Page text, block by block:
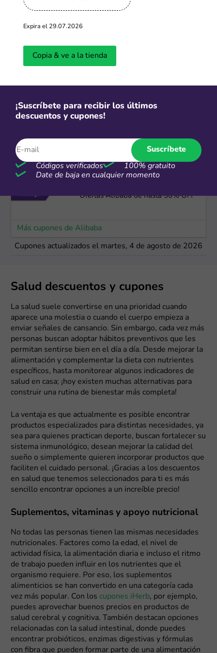
-50%
hasta 50%
-90%
Ofertas de hasta 90% de descuento
Más cupones de Temu
-30%
Ofertas Alibaba de hasta 30% OFF
Más cupones de Alibaba
Cupones actualizados el martes, 4 de agosto de 2026
Expira el 29.07.2026
Copia & ve a la tienda
¡Suscríbete para recibir los últimos
descuentos y cupones!
Suscríbete
Códigos verificados
100% gratuito
Date de baja en cualquier momento
Salud descuentos y cupones
La salud suele convertirse en una prioridad cuando
aparece una molestia o cuando el cuerpo empieza a
enviar señales de cansancio. Sin embargo, cada vez más
personas buscan adoptar hábitos preventivos que les
permitan sentirse bien en el día a día. Desde mejorar la
alimentación y complementar la dieta con nutrientes
específicos, hasta monitorear algunos indicadores de
salud en casa; ¡hoy existen muchas alternativas para
construir una rutina de bienestar más completa!
La ventaja es que actualmente es posible encontrar
productos especializados para distintas necesidades, ya
sea para quienes practican deporte, buscan fortalecer su
sistema inmunológico, desean mejorar la calidad del
sueño o simplemente quieren incorporar productos que
faciliten el cuidado personal. ¡Gracias a los descuentos
en salud que tenemos seleccionados para ti es más
sencillo encontrar opciones a un increíble precio!
Suplementos, vitaminas y apoyo nutricional
No todas las personas tienen las mismas necesidades
nutricionales. Factores como la edad, el nivel de
actividad física, la alimentación diaria e incluso el ritmo
de trabajo pueden influir en los nutrientes que el
organismo requiere. Por eso, los suplementos
alimenticios se han convertido en una categoría cada
vez más popular. Con los cupones iHerb, por ejemplo,
puedes aprovechar buenos precios en productos de
salud cerebral y cognitiva. También destacan opciones
relacionadas con la salud intestinal, donde puedes
encontrar probióticos, enzimas digestivas y fórmulas
con fibra que pueden formar parte de una alimentación